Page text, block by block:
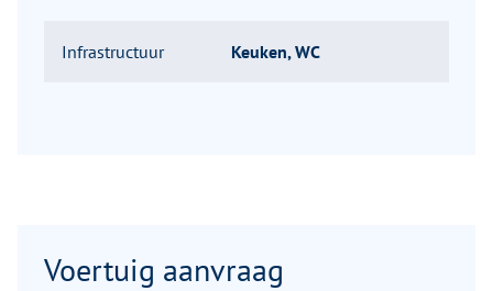
Infrastructuur Keuken, WC
Voertuig aanvraag